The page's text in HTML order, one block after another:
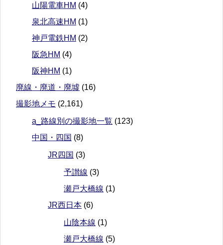
山陽電車HM (4)
泉北高速HM (1)
神戸電鉄HM (2)
阪急HM (4)
阪神HM (1)
廃線・廃道・廃墟 (16)
撮影地メモ (2,161)
a_路線別の撮影地一覧 (123)
中国・四国 (8)
JR四国 (3)
予讃線 (3)
瀬戸大橋線 (1)
JR西日本 (6)
山陰本線 (1)
瀬戸大橋線 (5)